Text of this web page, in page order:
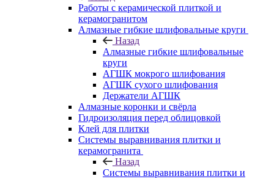
Работы с керамической плиткой и
керамогранитом
Алмазные гибкие шлифовальные круги
Назад
Алмазные гибкие шлифовальные
круги
АГШК мокрого шлифования
АГШК сухого шлифования
Держатели АГШК
Алмазные коронки и свёрла
Гидроизоляция перед облицовкой
Клей для плитки
Системы выравнивания плитки и
керамогранита
Назад
Системы выравнивания плитки и